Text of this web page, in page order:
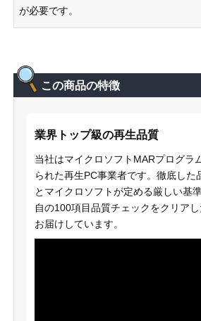
が必要です。
この商品の特徴
業界トップ級の再生品質
当社はマイクロソフトMARプログラ
られた再生PC事業者です。徹底した
とマイクロソフトが定める厳しい基
自の100項目品質チェックをクリア
お届けしています。